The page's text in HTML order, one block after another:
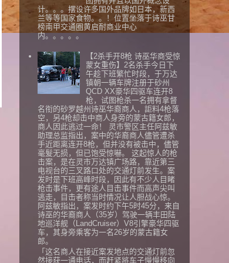
计。。。摆设许多国外品牌如日本，新西
兰等等国家食物。。！位置坐落于诗巫甘
榜南甲交通圈黄启耐商业中心
内。。。。。
【2杀手开8枪 诗巫华商受惊
蒙女重伤】2名杀手今日下
午趁下班繁忙时段，于万达
镇朝一辆车牌注册于砂州
QCD XX豪华四驱车连开8
枪，试图枪杀一名拥有拿督
名衔的砂罗越州诗巫华裔商人，詎料4枪落
空，另4枪却击中商人身旁的蒙古籍女郎，
商人因此逃过一命！ 灵市警区主任阿兹敏
助理总监指出，案中的华裔商人儘管遭杀
手近距离连开8枪，但并没有被击中，儘管
毫髮无损，但已饱受惊嚇。 这起惊人的枪
击案，是在灵市万达镇广场路，靠近第三
电视台的三叉路口处的交通灯前发生。案
发时是下班高峰时段，因此有不少人目睹
枪击事件，更有途人目击事件而高声尖叫
逃走，目击者称当时情况让人胆战心惊。
阿兹敏指出，案发时约下午5时45分，来自
诗巫的华裔商人（35岁）驾驶一辆丰田陆
地巡洋舰（LandCruiser）V8引擎豪华四驱
车，其身旁乘客为一名26岁的蒙古籍女
郎。
「这名商人在接近案发地点的交通灯前忽
然接获一通电话，而赶紧將车子慢慢移向